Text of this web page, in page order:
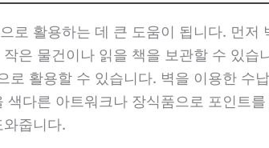
로 활용하는 데 큰 도움이 됩니다. 먼
은 물건이나 읽을 책을 보관할 수 있
활용할 수 있습니다. 벽을 이용한 수
다른 아트워크나 장식품으로 포인트
줍니다.